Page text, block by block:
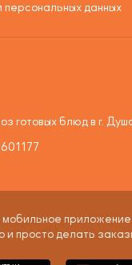
персональных данных
готовых блюд в г.
мобильное
и просто делать